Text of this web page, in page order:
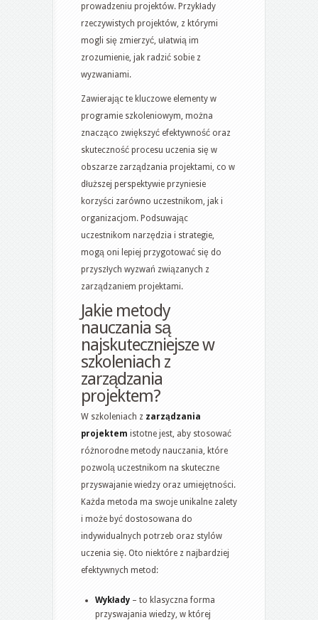
prowadzeniu projektów. Przykłady
rzeczywistych projektów, z którymi
mogli się zmierzyć, ułatwią im
zrozumienie, jak radzić sobie z
wyzwaniami.
Zawierając te kluczowe elementy w
programie szkoleniowym, można
znacząco zwiększyć efektywność oraz
skuteczność procesu uczenia się w
obszarze zarządzania projektami, co w
dłuższej perspektywie przyniesie
korzyści zarówno uczestnikom, jak i
organizacjom. Podsuwając
uczestnikom narzędzia i strategie,
mogą oni lepiej przygotować się do
przyszłych wyzwań związanych z
zarządzaniem projektami.
Jakie metody
nauczania są
najskuteczniejsze w
szkoleniach z
zarządzania
projektem?
W szkoleniach z zarządzania
projektem istotne jest, aby stosować
różnorodne metody nauczania, które
pozwolą uczestnikom na skuteczne
przyswajanie wiedzy oraz umiejętności.
Każda metoda ma swoje unikalne zalety
i może być dostosowana do
indywidualnych potrzeb oraz stylów
uczenia się. Oto niektóre z najbardziej
efektywnych metod:
Wykłady – to klasyczna forma
przyswajania wiedzy, w której